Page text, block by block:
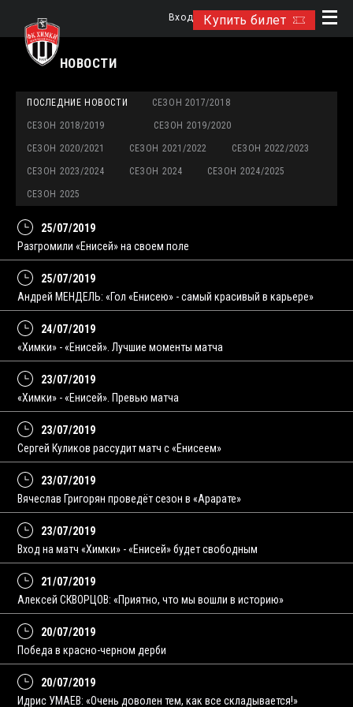
Купить билет
Вход
НОВОСТИ
ПОСЛЕДНИЕ НОВОСТИ СЕЗОН 2017/2018
СЕЗОН 2018/2019 СЕЗОН 2019/2020
СЕЗОН 2020/2021 СЕЗОН 2021/2022 СЕЗОН 2022/2023
СЕЗОН 2023/2024 СЕЗОН 2024 СЕЗОН 2024/2025
СЕЗОН 2025
25/07/2019
Разгромили «Енисей» на своем поле
25/07/2019
Андрей МЕНДЕЛЬ: «Гол «Енисею» - самый красивый в карьере»
24/07/2019
«Химки» - «Енисей». Лучшие моменты матча
23/07/2019
«Химки» - «Енисей». Превью матча
23/07/2019
Сергей Куликов рассудит матч с «Енисеем»
23/07/2019
Вячеслав Григорян проведёт сезон в «Арарате»
23/07/2019
Вход на матч «Химки» - «Енисей» будет свободным
21/07/2019
Алексей СКВОРЦОВ: «Приятно, что мы вошли в историю»
20/07/2019
Победа в красно-черном дерби
20/07/2019
Идрис УМАЕВ: «Очень доволен тем, как все складывается!»